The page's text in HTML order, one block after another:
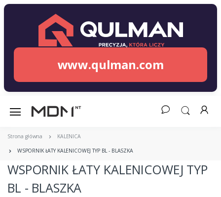
www.qulman.com
Strona główna KALENICA
WSPORNIK ŁATY KALENICOWEJ TYP BL - BLASZKA
WSPORNIK ŁATY KALENICOWEJ TYP
BL - BLASZKA